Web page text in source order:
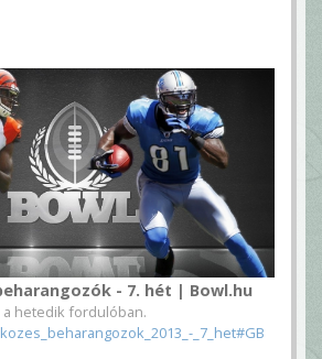
- 7. hét | Bowl.hu
a hetedik fordulóban.
_7_het#GB